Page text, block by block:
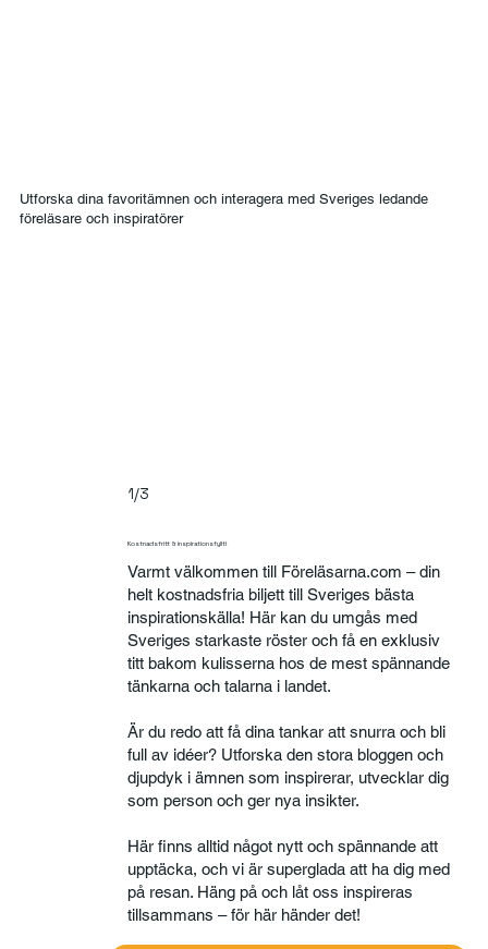
Utforska dina favoritämnen och interagera med Sveriges ledande
föreläsare och inspiratörer
1/3
Kostnadsfritt & inspirationsfyllt!
Varmt välkommen till Föreläsarna.com – din
helt kostnadsfria biljett till Sveriges bästa
inspirationskälla! Här kan du umgås med
Sveriges starkaste röster och få en exklusiv
titt bakom kulisserna hos de mest spännande
tänkarna och talarna i landet.
Är du redo att få dina tankar att snurra och bli
full av idéer? Utforska den stora bloggen och
djupdyk i ämnen som inspirerar, utvecklar dig
som person och ger nya insikter.
Här finns alltid något nytt och spännande att
upptäcka, och vi är superglada att ha dig med
på resan. Häng på och låt oss inspireras
tillsammans – för här händer det!